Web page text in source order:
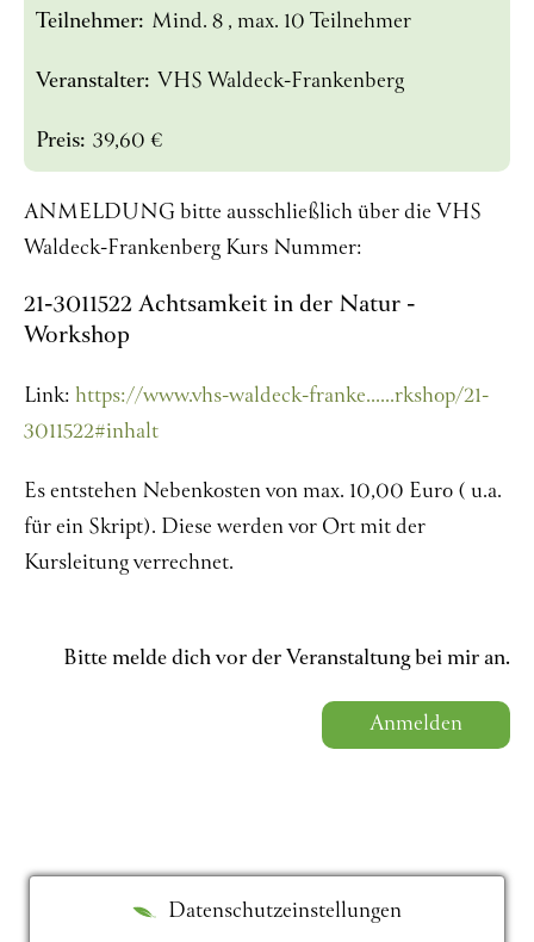
Teilnehmer: Mind. 8 , max. 10 Teilnehmer
Veranstalter: VHS Waldeck-Frankenberg
Preis: 39,60 €
ANMELDUNG bitte ausschließlich über die VHS
Waldeck-Frankenberg Kurs Nummer:
21-3011522 Achtsamkeit in der Natur -
Workshop
Link: https://www.vhs-waldeck-franke......rkshop/21-
3011522#inhalt
Es entstehen Nebenkosten von max. 10,00 Euro ( u.a.
für ein Skript). Diese werden vor Ort mit der
Kursleitung verrechnet.
Bitte melde dich vor der Veranstaltung bei mir an.
Anmelden
Datenschutzeinstellungen